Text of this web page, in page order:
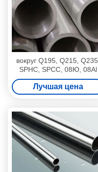
вокруг Q195, Q215, Q235,
SPHC, SPCC, 08Ю, 08Al
оцинкованная сварные
стальные трубы / трубы
Лучшая цена